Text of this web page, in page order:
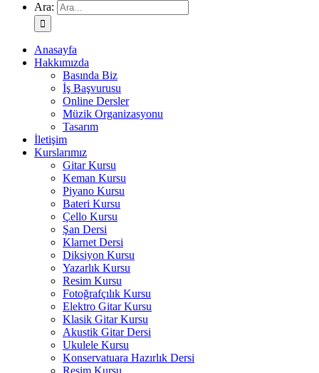
Ara:
Anasayfa
Hakkımızda
Basında Biz
İş Başvurusu
Online Dersler
Müzik Organizasyonu
Tasarım
İletişim
Kurslarımız
Gitar Kursu
Keman Kursu
Piyano Kursu
Bateri Kursu
Çello Kursu
Şan Dersi
Klarnet Dersi
Diksiyon Kursu
Yazarlık Kursu
Resim Kursu
Fotoğrafçılık Kursu
Elektro Gitar Kursu
Klasik Gitar Kursu
Akustik Gitar Dersi
Ukulele Kursu
Konservatuara Hazırlık Dersi
Resim Kursu